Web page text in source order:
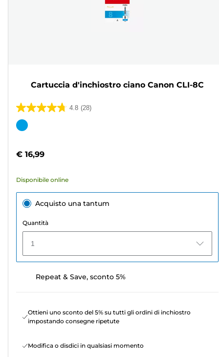
Cartuccia d'inchiostro ciano Canon CLI-8C
4.8 (28)
4.8
su
28
Cartuccia
€ 16,99
Disponibile online
Acquisto una tantum
Quantità
1
Repeat & Save, sconto 5%
Ottieni uno sconto del 5% su tutti gli ordini di inchiostro
impostando consegne ripetute
Modifica o disdici in qualsiasi momento